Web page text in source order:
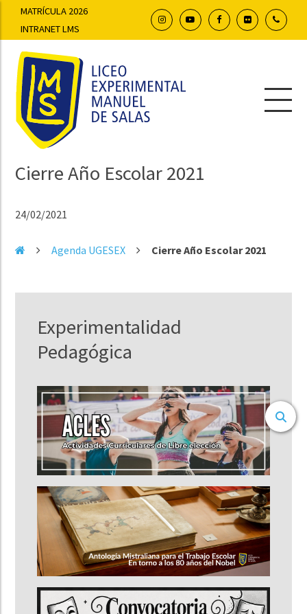
MATRÍCULA 2026
INTRANET LMS
Cierre Año Escolar 2021
24/02/2021
Agenda UGESEX Cierre Año Escolar 2021
Experimentalidad
Pedagógica